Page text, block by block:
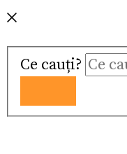
Ce cauți?